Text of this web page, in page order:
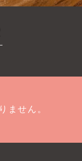
ません。